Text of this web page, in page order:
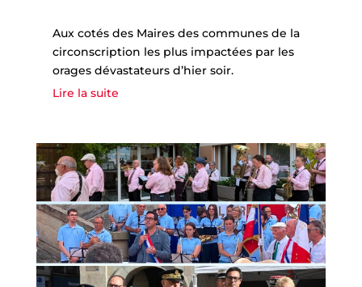
Aux cotés des Maires des communes de la
circonscription les plus impactées par les
orages dévastateurs d’hier soir.
Lire la suite